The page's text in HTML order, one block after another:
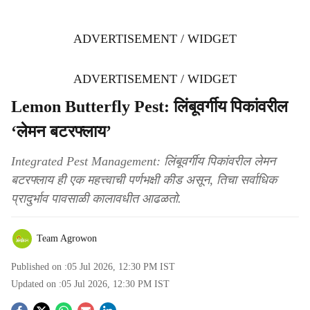
ADVERTISEMENT / WIDGET
ADVERTISEMENT / WIDGET
Lemon Butterfly Pest: लिंबूवर्गीय पिकांवरील
‘लेमन बटरफ्लाय’
Integrated Pest Management: लिंबूवर्गीय पिकांवरील लेमन
बटरफ्लाय ही एक महत्त्वाची पर्णभक्षी कीड असून, तिचा सर्वाधिक
प्रादुर्भाव पावसाळी कालावधीत आढळतो.
Team Agrowon
Published on :05 Jul 2026, 12:30 PM IST
Updated on :05 Jul 2026, 12:30 PM IST